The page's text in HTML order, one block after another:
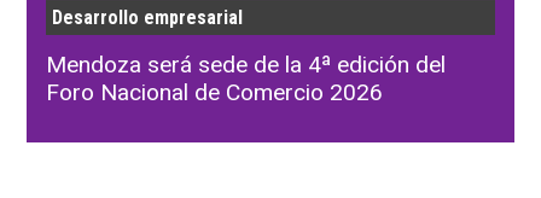
Desarrollo empresarial
Mendoza será sede de la 4ª edición del
Foro Nacional de Comercio 2026